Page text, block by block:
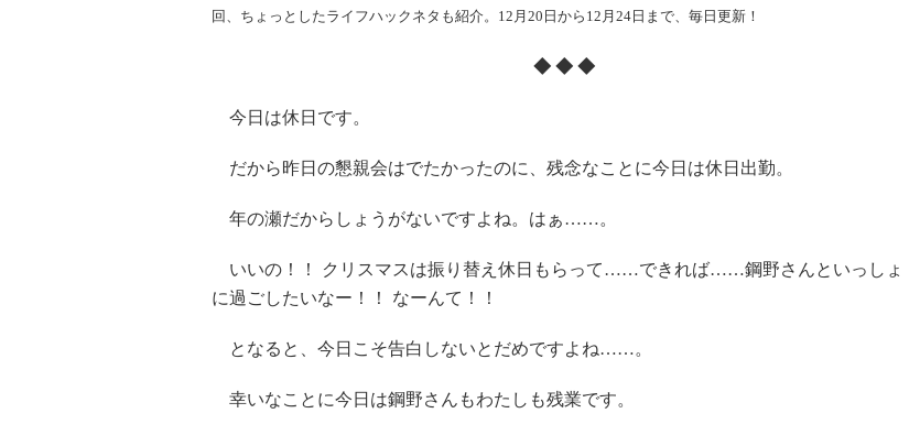
回、ちょっとしたライフハックネタも紹介。 12月20日から12月24日まで、毎日更新！
◆ ◆ ◆
今日は休日です。
だから昨日の懇親会はでたかったのに、残念なことに今日は休日出勤。
年の瀬だからしょうがないですよね。はぁ……。
いいの！！ クリスマスは振り替え休日もらって……できれば……鋼野さんといっしょ
に過ごしたいなー！！ なーんて！！
となると、今日こそ告白しないとだめですよね……。
幸いなことに今日は鋼野さんもわたしも残業です。